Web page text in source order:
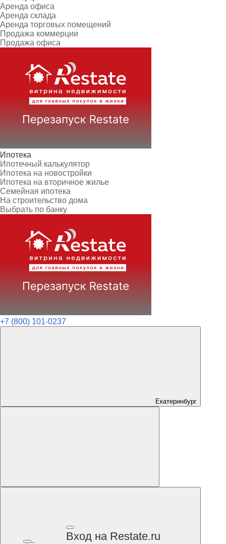
Аренда офиса
Аренда склада
Аренда торговых помещений
Продажа коммерции
Продажа офиса
Ипотека
Ипотечный калькулятор
Ипотека на новостройки
Ипотека на вторичное жилье
Семейная ипотека
На строительство дома
Выбрать по банку
+7 (800) 101-0237
Екатеринбург
Вход на Restate.ru